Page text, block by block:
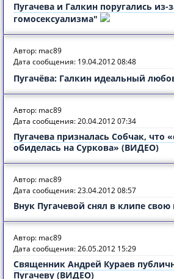
Пугачева и Галкин поругались из-
гомосексуализма"
Автор: mac89
Дата сообщения: 19.04.2012 08:48
Пугачёва: Галкин идеальный
Автор: mac89
Дата сообщения: 20.04.2012 07:34
Пугачева призналась Собчак, что
обиделась на Суркова» (ВИДЕО)
Автор: mac89
Дата сообщения: 23.04.2012 08:57
Внук Пугачевой снял в клипе свою
Автор: mac89
Дата сообщения: 26.05.2012 15:29
Священник Андрей Кураев
Пугачеву (ВИДЕО)